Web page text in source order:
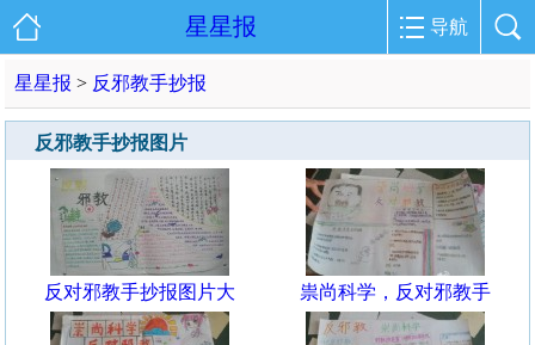
星星报 导航
星星报 > 反邪教手抄报
反邪教手抄报图片
反对邪教手抄报图片大 祟尚科学，反对邪教手